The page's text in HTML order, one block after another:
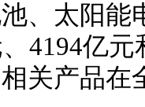
、太阳能
4194亿
关产品在